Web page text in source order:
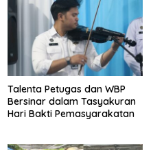
Talenta Petugas dan WBP
Bersinar dalam Tasyakuran
Hari Bakti Pemasyarakatan